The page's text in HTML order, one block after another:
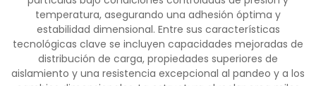
temperatura, asegurando una adhesión óptima y
estabilidad dimensional. Entre sus características
tecnológicas clave se incluyen capacidades mejoradas de
distribución de carga, propiedades superiores de
aislamiento y una resistencia excepcional al pandeo y a los